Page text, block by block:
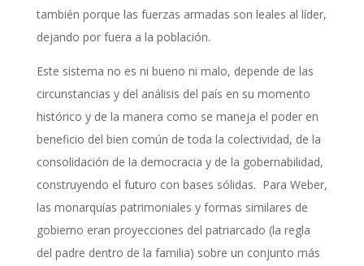
también porque las fuerzas armadas son leales al líder,
dejando por fuera a la población.
Este sistema no es ni bueno ni malo, depende de las
circunstancias y del análisis del país en su momento
histórico y de la manera como se maneja el poder en
beneficio del bien común de toda la colectividad, de la
consolidación de la democracia y de la gobernabilidad,
construyendo el futuro con bases sólidas. Para Weber,
las monarquías patrimoniales y formas similares de
gobierno eran proyecciones del patriarcado (la regla
del padre dentro de la familia) sobre un conjunto más